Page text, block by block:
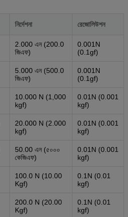
নির্দেশনা রেজোলিউশন
2.000 এন (200.0
জিএফ)
0.001N
(0.1gf)
5.000 এন (500.0
জিএফ)
0.001N
(0.1gf)
10.000 N (1,000
kgf)
0.01N (0.001
kgf)
20.000 N (2.000
kgf)
0.01N (0.001
kgf)
50.00 এন (৫০০০
কেজিএফ)
0.01N (0.001
kgf)
100.0 N (10.00
Kgf)
0.1N (0.01
kgf)
200.0 N (20.00
Kgf)
0.1N (0.01
kgf)